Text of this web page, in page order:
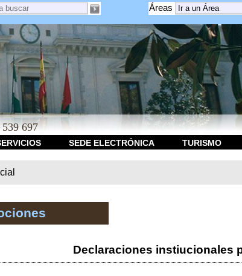
Áreas
697
SEDE ELECTRÓNICA TURISMO
Declaraciones instiucionales